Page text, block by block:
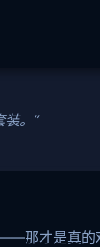
。”
那才是真的